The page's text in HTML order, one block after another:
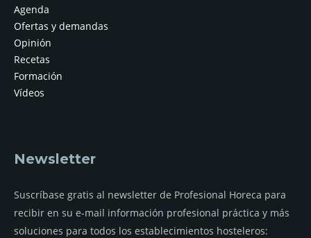
Agenda
Ofertas y demandas
Opinión
Recetas
Formación
Vídeos
Newsletter
Suscríbase gratis al newsletter de Profesional Horeca para
recibir en su e-mail información profesional práctica y más
soluciones para todos los establecimientos hosteleros: